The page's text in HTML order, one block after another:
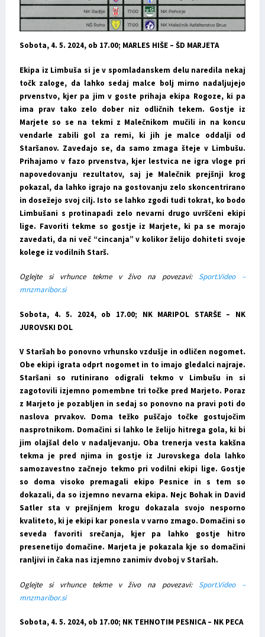
Sobota, 4. 5. 2024, ob 17.00; MARLES HIŠE – ŠD MARJETA
Ekipa iz Limbuša si je v spomladanskem delu naredila nekaj
točk zaloge, da lahko sedaj malce bolj mirno nadaljujejo
prvenstvo, kjer pa jim v goste prihaja ekipa Rogoze, ki pa
ima prav tako zelo dober niz odličnih tekem. Gostje iz
Marjete so se na tekmi z Malečnikom mučili in na koncu
vendarle zabili gol za remi, ki jih je malce oddalji od
Staršanov. Zavedajo se, da samo zmaga šteje v Limbušu.
Prihajamo v fazo prvenstva, kjer lestvica ne igra vloge pri
napovedovanju rezultatov, saj je Malečnik prejšnji krog
pokazal, da lahko igrajo na gostovanju zelo skoncentrirano
in dosežejo svoj cilj. Isto se lahko zgodi tudi tokrat, ko bodo
Limbušani s protinapadi zelo nevarni drugo uvrščeni ekipi
lige. Favoriti tekme so gostje iz Marjete, ki pa se morajo
zavedati, da ni več “cincanja” v kolikor želijo dohiteti svoje
kolege iz vodilnih Starš.
Oglejte si vrhunce tekme v živo na povezavi: Sport.Video –
mnzmaribor.si
Sobota, 4. 5. 2024, ob 17.00; NK MARIPOL STARŠE – NK
JUROVSKI DOL
V Staršah bo ponovno vrhunsko vzdušje in odličen nogomet.
Obe ekipi igrata odprt nogomet in to imajo gledalci najraje.
Staršani so rutinirano odigrali tekmo v Limbušu in si
zagotovili izjemno pomembne tri točke pred Marjeto. Poraz
z Marjeto je pozabljen in sedaj so ponovno na pravi poti do
naslova prvakov. Doma težko puščajo točke gostujočim
nasprotnikom. Domačini si lahko le želijo hitrega gola, ki bi
jim olajšal delo v nadaljevanju. Oba trenerja vesta kakšna
tekma je pred njima in gostje iz Jurovskega dola lahko
samozavestno začnejo tekmo pri vodilni ekipi lige. Gostje
so doma visoko premagali ekipo Pesnice in s tem so
dokazali, da so izjemno nevarna ekipa. Nejc Bohak in David
Satler sta v prejšnjem krogu dokazala svojo nesporno
kvaliteto, ki je ekipi kar ponesla v varno zmago. Domačini so
seveda favoriti srečanja, kjer pa lahko gostje hitro
presenetijo domačine. Marjeta je pokazala kje so domačini
ranljivi in čaka nas izjemno zanimiv dvoboj v Staršah.
Oglejte si vrhunce tekme v živo na povezavi: Sport.Video –
mnzmaribor.si
Sobota, 4. 5. 2024, ob 17.00; NK TEHNOTIM PESNICA – NK PECA